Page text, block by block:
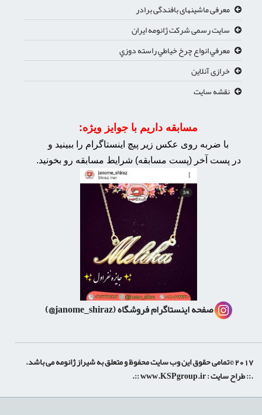
معرفی ماشینهای بافندگی برادر
سایت رسمی شرکت ژانومه ایران
معرفي انواع چرخ خياطي راسته دوزي
خرازی آنلاین
نقشه سایت
مسابقه داریم با جوایز ویژه:
با ضربه روی عکس زیر پیچ اینستاگرام را ببینید و
در پست آخر (پست مسابقه) شرایط مسابقه رو بخونید.
صفحه اینستاگرام فروشگاه(janome_shiraz@)
2017 ©تمامی حقوق این وب سایت محفوظ و متعلق به شیراز ژانومه می باشد.
.:: طراح سایت :www.KSPgroup.ir
::.